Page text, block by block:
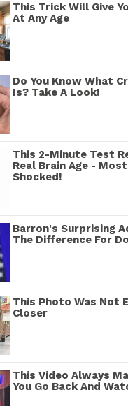
This Trick Will Give
At Any Age
Do You Know What
Is? Take A Look!
This 2-Minute Test
Real Brain Age -
Shocked!
Barron's Surprising
The Difference For
This Photo Was Not
Closer
This Video Always
You Go Back And